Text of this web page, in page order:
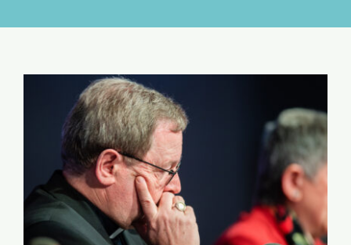
Aktion